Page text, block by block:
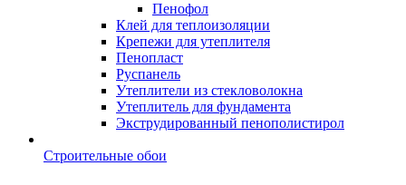
Пенофол
Клей для теплоизоляции
Крепежи для утеплителя
Пенопласт
Руспанель
Утеплители из стекловолокна
Утеплитель для фундамента
Экструдированный пенополистирол
Строительные обои